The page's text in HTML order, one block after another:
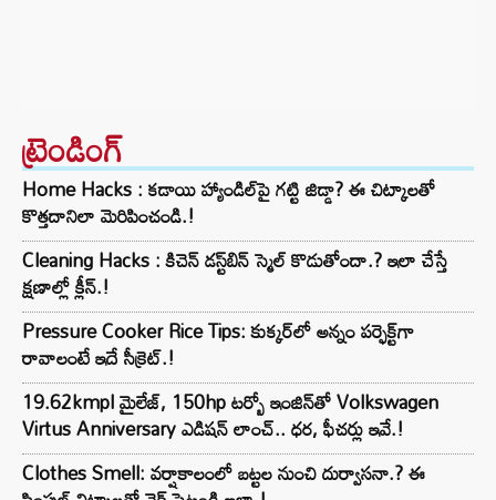
ట్రెండింగ్‌
Home Hacks : కడాయి హ్యాండిల్‌పై గట్టి జిడ్డా? ఈ చిట్కాలతో
కొత్తదానిలా మెరిపించండి.!
Cleaning Hacks : కిచెన్ డస్ట్‌బిన్ స్మెల్ కొడుతోందా.? ఇలా చేస్తే
క్షణాల్లో క్లీన్.!
Pressure Cooker Rice Tips: కుక్కర్‌లో అన్నం పర్ఫెక్ట్‌గా
రావాలంటే ఇదే సీక్రెట్.!
19.62kmpl మైలేజ్, 150hp టర్బో ఇంజిన్‌తో Volkswagen
Virtus Anniversary ఎడిషన్ లాంచ్.. ధర, ఫీచర్లు ఇవే.!
Clothes Smell: వర్షాకాలంలో బట్టల నుంచి దుర్వాసనా.? ఈ